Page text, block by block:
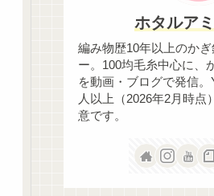
ホタルア
編み物歴10年以上のか
ー。100均毛糸中心に、
を動画・ブログで発信。
人以上（2026年2月時点
意です。